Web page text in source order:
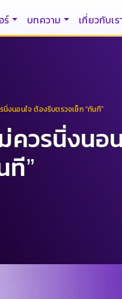
ร์ บทความ เกี่ยวกับเร
นอนใจ ต้องรีบตรวจเช็ก “ทันที”
วรนิ่งนอ
ที”